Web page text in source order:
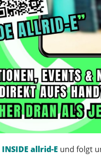
INSIDE allrid-E und folgt